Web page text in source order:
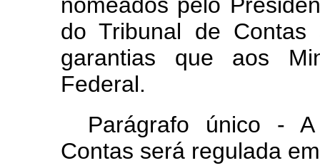
do Tribunal de Contas
garantias que aos
Federal.
Parágrafo único -
Contas será regulada